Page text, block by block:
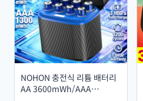
NOHON 충전식 리튬 배터리
AA 3600mWh/AAA